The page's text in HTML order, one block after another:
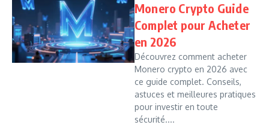
Monero Crypto Guide
Complet pour Acheter
en 2026
Découvrez comment acheter
Monero crypto en 2026 avec
ce guide complet. Conseils,
astuces et meilleures pratiques
pour investir en toute
sécurité....